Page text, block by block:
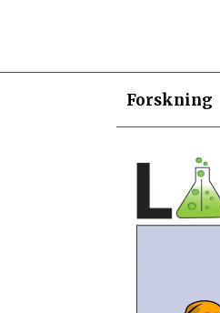
Forskning